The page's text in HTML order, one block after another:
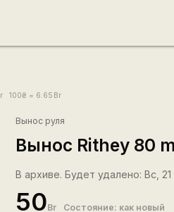
100₴ = 6.65 Br
Вынос руля
Вынос Rithey 80
В архиве. Будет удалено: Вс, 21
50Br Состояние: как новый